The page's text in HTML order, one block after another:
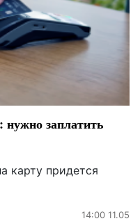
нужно заплатить
карту придется
14:00 11.05